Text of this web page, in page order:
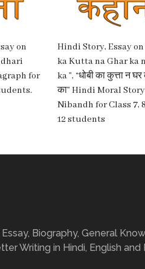
on
for
Hindi Story, Essay on
ka Kutta na Ghar ka
ka ”, “धोबी का कुत्ता न
का” Hindi Moral
Nibandh for Class 7,
12 students
Biography, General
Writing in Hindi, English and